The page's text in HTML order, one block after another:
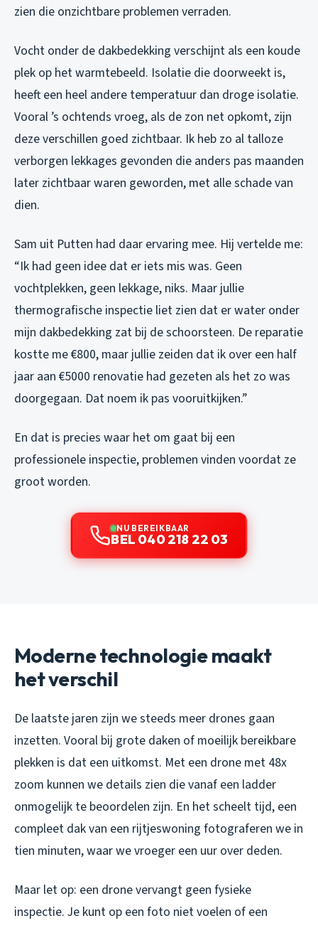
zien die onzichtbare problemen verraden.
Vocht onder de dakbedekking verschijnt als een koude
plek op het warmtebeeld. Isolatie die doorweekt is,
heeft een heel andere temperatuur dan droge isolatie.
Vooral ’s ochtends vroeg, als de zon net opkomt, zijn
deze verschillen goed zichtbaar. Ik heb zo al talloze
verborgen lekkages gevonden die anders pas maanden
later zichtbaar waren geworden, met alle schade van
dien.
Sam uit Putten had daar ervaring mee. Hij vertelde me:
“Ik had geen idee dat er iets mis was. Geen
vochtplekken, geen lekkage, niks. Maar jullie
thermografische inspectie liet zien dat er water onder
mijn dakbedekking zat bij de schoorsteen. De reparatie
kostte me €800, maar jullie zeiden dat ik over een half
jaar aan €5000 renovatie had gezeten als het zo was
doorgegaan. Dat noem ik pas vooruitkijken.”
En dat is precies waar het om gaat bij een
professionele inspectie, problemen vinden voordat ze
groot worden.
NU BEREIKBAAR
BEL 040 218 22 03
Moderne technologie maakt
het verschil
De laatste jaren zijn we steeds meer drones gaan
inzetten. Vooral bij grote daken of moeilijk bereikbare
plekken is dat een uitkomst. Met een drone met 48x
zoom kunnen we details zien die vanaf een ladder
onmogelijk te beoordelen zijn. En het scheelt tijd, een
compleet dak van een rijtjeswoning fotograferen we in
tien minuten, waar we vroeger een uur over deden.
Maar let op: een drone vervangt geen fysieke
inspectie. Je kunt op een foto niet voelen of een